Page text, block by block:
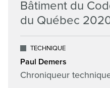
Bâtiment du
du Québec
TECHNIQUE
Paul Demers
Chroniqueur